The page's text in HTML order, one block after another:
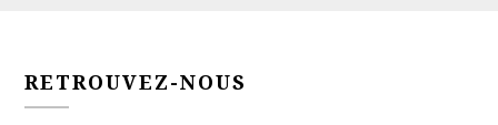
RETROUVEZ-NOUS